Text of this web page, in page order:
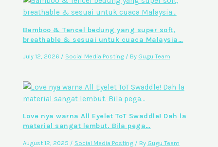
Bamboo & Tencel bedung yang super soft,
breathable & sesuai untuk cuaca Malaysia…
July 12, 2026 / Social Media Posting/ By Gugu Team
Love nya warna All Eyelet ToT Swaddle! Dah la
material sangat lembut. Bila pega…
August 12, 2025 / Social Media Posting/ By Gugu Team